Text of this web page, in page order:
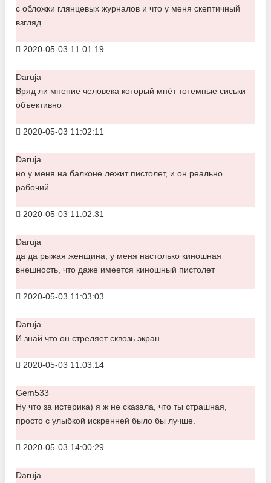
с обложки глянцевых журналов и что у меня скептичный
взгляд
2020-05-03 11:01:19
Daruja
Вряд ли мнение человека который мнёт тотемные сиськи
объективно
2020-05-03 11:02:11
Daruja
но у меня на балконе лежит пистолет, и он реально
рабочий
2020-05-03 11:02:31
Daruja
да да рыжая женщина, у меня настолько киношная
внешность, что даже имеется киношный пистолет
2020-05-03 11:03:03
Daruja
И знай что он стреляет сквозь экран
2020-05-03 11:03:14
Gem533
Ну что за истерика) я ж не сказала, что ты страшная,
просто с улыбкой искренней было бы лучше.
2020-05-03 14:00:29
Daruja